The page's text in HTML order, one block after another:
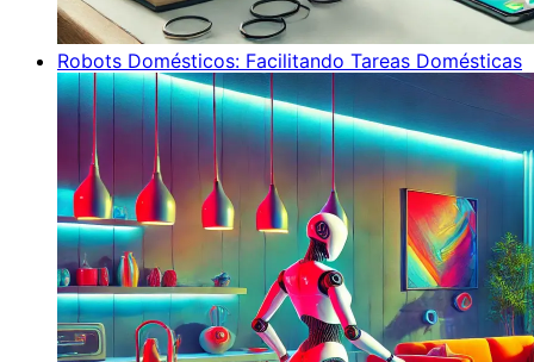
Robots Domésticos: Facilitando Tareas Domésticas